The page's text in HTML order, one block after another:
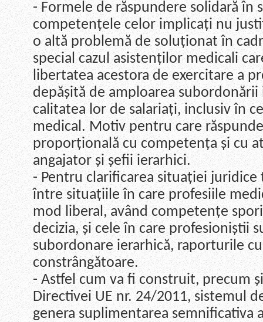
- Formele de răspundere solidară în
competențele celor implicați nu
o altă problemă de soluționat în
special cazul asistenților medicali
libertatea acestora de exercitare a
depășită de amploarea
calitatea lor de salariați, inclusiv în
medical. Motiv pentru care
proporțională cu competența și cu
angajator și șefii ierarhici.
- Pentru clarificarea situației
între situațiile în care profesiile
mod liberal, având competențe
decizia, și cele în care profesioniștii
subordonare ierarhică, raporturile
constrângătoare.
- Astfel cum va fi construit, precum
Directivei UE nr. 24/2011, sistemul
genera suplimentarea semnificativa